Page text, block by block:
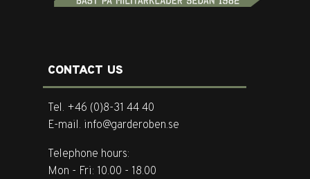
CONTACT US
Tel. +46 (0)8-31 44 40
E-mail. info@garderoben.se
Telephone hours:
Mon - Fri: 10.00 - 18.00